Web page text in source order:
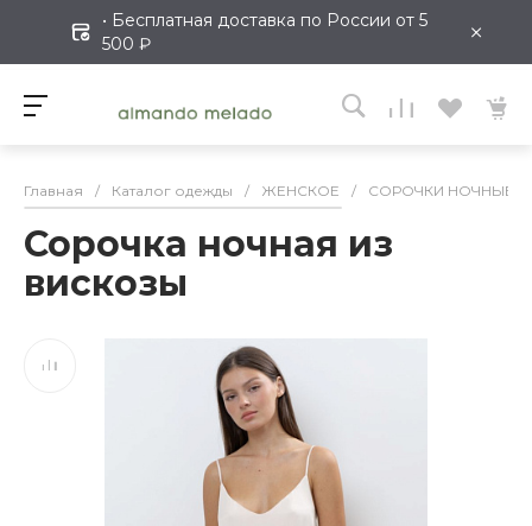
• Бесплатная доставка по России от 5
500 ₽
×
Главная / Каталог одежды / ЖЕНСКОЕ / СОРОЧКИ НОЧНЫЕ
Сорочка ночная из
вискозы